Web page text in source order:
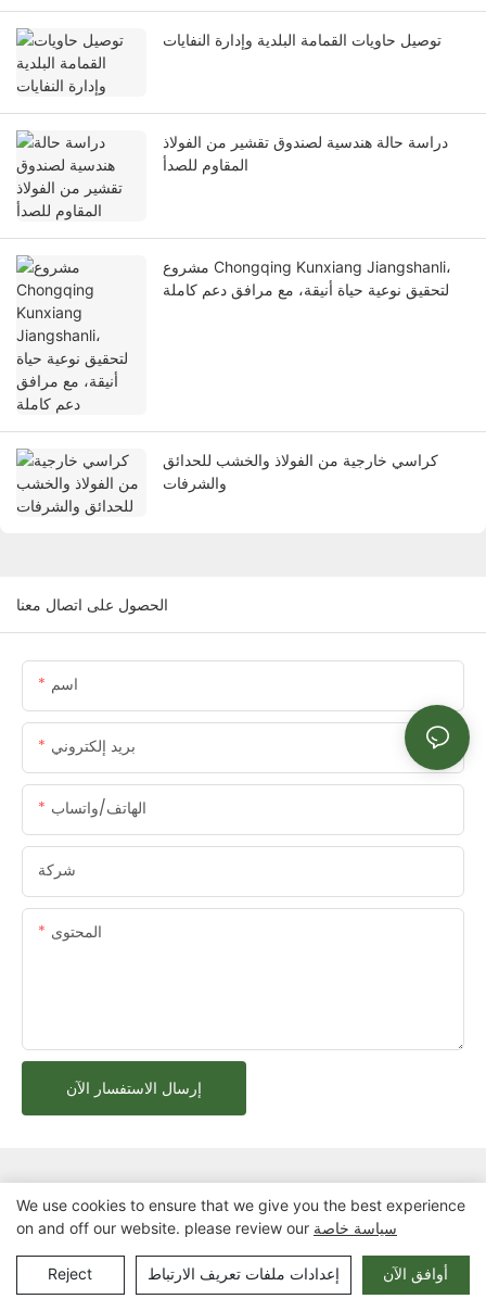
توصيل حاويات القمامة البلدية وإدارة النفايات
دراسة حالة هندسية لصندوق تقشير من الفولاذ
المقاوم للصدأ
مشروع Chongqing Kunxiang Jiangshanli،
لتحقيق نوعية حياة أنيقة، مع مرافق دعم كاملة
كراسي خارجية من الفولاذ والخشب للحدائق
والشرفات
الحصول على اتصال معنا
اسم
بريد إلكتروني
الهاتف/واتساب
شركة
المحتوى
إرسال الاستفسار الآن
حقوق الطبع والنشر © 2025 شركة تشونغتشينغ أرلاو لتصنيع المعدات
المدنية المحدودة | خريطة الموقع
We use cookies to ensure that we give you the best experience
on and off our website. please review our سياسة خاصة
Reject إعدادات ملفات تعريف الارتباط أوافق الآن